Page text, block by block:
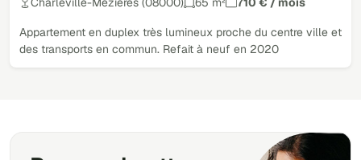
Appartement en duplex très lumineux proche du centre ville et
des transports en commun. Refait à neuf en 2020